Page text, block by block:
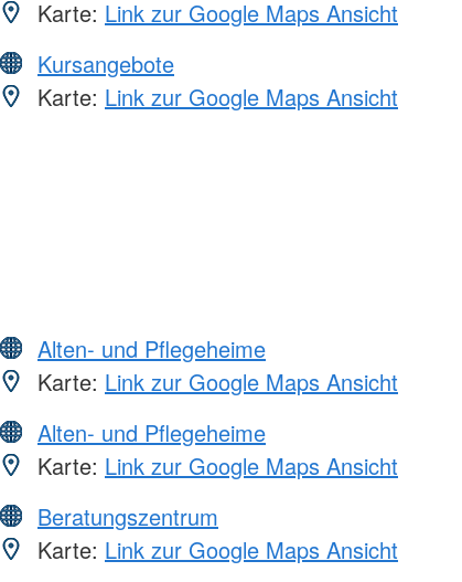
Karte: Link zur Google Maps Ansicht
Kursangebote
Karte: Link zur Google Maps Ansicht
Alten- und Pflegeheime
Karte: Link zur Google Maps Ansicht
Alten- und Pflegeheime
Karte: Link zur Google Maps Ansicht
Beratungszentrum
Karte: Link zur Google Maps Ansicht